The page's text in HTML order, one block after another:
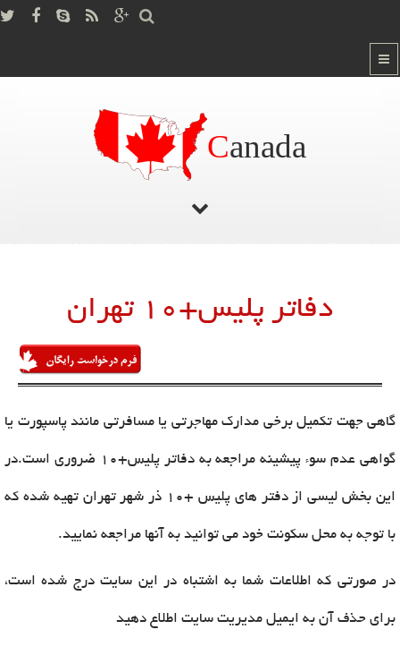
Canada
دفاتر پلیس+10 تهران
گاهی جهت تکمیل برخی مدارک مهاجرتی یا مسافرتی مانند پاسپورت یا
گواهی عدم سوء پیشینه مراجعه به دفاتر پلیس+10 ضروری است.در
این بخش لیسی از دفتر های پلیس +10 ذر شهر تهران تهیه شده که
با توجه به محل سکونت خود می توانید به آنها مراجعه نمایید.
در صورتی که اطلاعات شما به اشتباه در این سایت درج شده است،
برای حذف آن به ایمیل مدیریت سایت اطلاع دهید